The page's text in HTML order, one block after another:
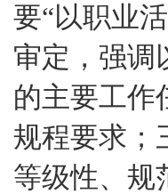
要“以职业
审定，强调
的主要工作
规程要求；
等级性、规